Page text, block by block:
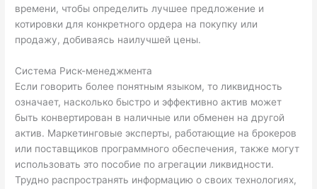
времени, чтобы определить лучшее предложение и
котировки для конкретного ордера на покупку или
продажу, добиваясь наилучшей цены.
Система Риск-менеджмента
Если говорить более понятным языком, то ликвидность
означает, насколько быстро и эффективно актив может
быть конвертирован в наличные или обменен на другой
актив. Маркетинговые эксперты, работающие на брокеров
или поставщиков программного обеспечения, также могут
использовать это пособие по агрегации ликвидности.
Трудно распространять информацию о своих технологиях,